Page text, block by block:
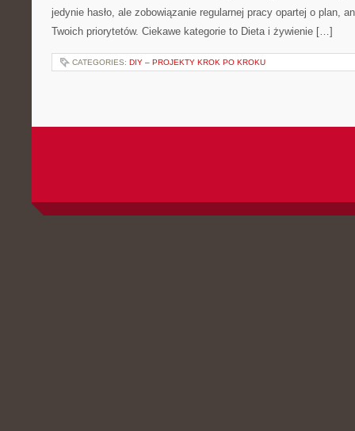
jedynie hasło, ale zobowiązanie regularnej pracy opartej o plan,
Twoich priorytetów. Ciekawe kategorie to Dieta i żywienie […]
CATEGORIES: DIY – PROJEKTY KROK PO KROKU